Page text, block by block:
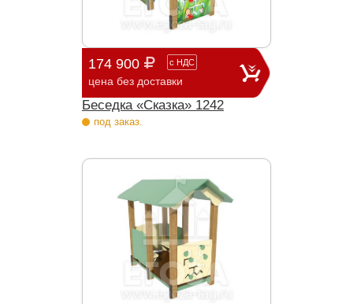
174 900 с НДС
цена без доставки
Беседка «Сказка» 1242
под заказ.